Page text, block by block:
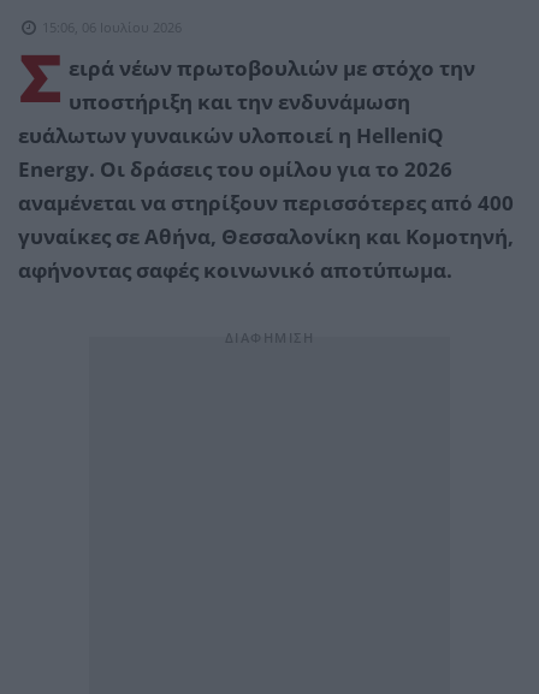
15:06, 06 Ιουλίου 2026
Σ ειρά νέων πρωτοβουλιών με στόχο την
υποστήριξη και την ενδυνάμωση
ευάλωτων γυναικών υλοποιεί η HelleniQ
Energy. Οι δράσεις του ομίλου για το 2026
αναμένεται να στηρίξουν περισσότερες από 400
γυναίκες σε Αθήνα, Θεσσαλονίκη και Κομοτηνή,
αφήνοντας σαφές κοινωνικό αποτύπωμα.